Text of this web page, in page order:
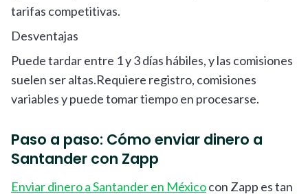
tarifas competitivas.
Desventajas
Puede tardar entre 1 y 3 días hábiles, y las comisiones
suelen ser altas.Requiere registro, comisiones
variables y puede tomar tiempo en procesarse.
Paso a paso: Cómo enviar dinero a
Santander con Zapp
Enviar dinero a Santander en Méxicocon Zapp es tan